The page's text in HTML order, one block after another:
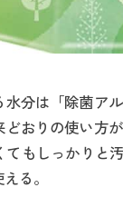
水分は「除菌ア
おりの使い方
てもしっかりと
る。